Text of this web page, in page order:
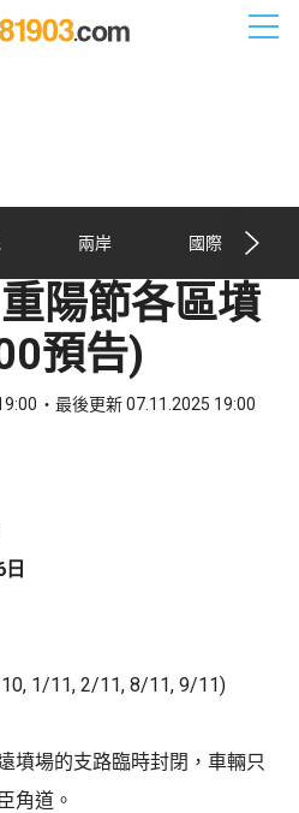
兩岸 國際
陽節各區墳
預告)
最後更新 07.11.2025 19:00
1/11, 2/11, 8/11, 9/11)
墳場的支路臨時封閉，車輛只
角道。